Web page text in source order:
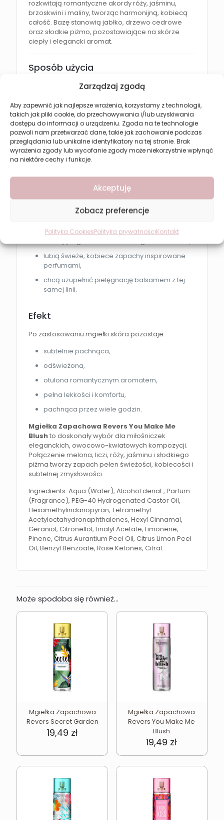
Zarządzaj zgodą
Aby zapewnić jak najlepsze wrażenia, korzystamy z technologii,
takich jak pliki cookie, do przechowywania i/lub uzyskiwania
dostępu do informacji o urządzeniu. Zgoda na te technologie
pozwoli nam przetwarzać dane, takie jak zachowanie podczas
przeglądania lub unikalne identyfikatory na tej stronie. Brak
wyrażenia zgody lub wycofanie zgody może niekorzystnie wpłynąć
na niektóre cechy i funkcje.
Akceptuję
Zobacz preferencje
Polityka CookiesPolityka prywatnościKontakt
rozkwitają romantyczne akordy róży, jaśminu,
brzoskwini i maliny, tworząc harmonijną, kobiecą
całość. Bazę stanowią jabłko, drzewo cedrowe
oraz słodkie piżmo, pozostawiające na skórze
ciepły i elegancki aromat.
Sposób użycia
Rozpyl mgiełkę na skórę z odległości około 15–20
Stosuj według potrzeb w ciągu dnia, aby
odświeżyć ciało i cieszyć się subtelnym, owocowo-
kwiatowym zapachem.
Dla kogo?
Revers You Make Me Blushbędzie doskonałym
wyborem dla osób, które:
uwielbiają owocowo-kwiatowe kompozycje
zapachowe,
cenią lekkie i romantyczne aromaty,
szukają mgiełki do codziennego stosowania,
lubią świeże, kobiece zapachy inspirowane
perfumami,
chcą uzupełnić pielęgnację balsamem z tej
samej linii.
Efekt
Po zastosowaniu mgiełki skóra pozostaje:
subtelnie pachnąca,
odświeżona,
otulona romantycznym aromatem,
pełna lekkości i komfortu,
pachnąca przez wiele godzin.
Mgiełka Zapachowa Revers You Make Me
Blushto doskonały wybór dla miłośniczek
eleganckich, owocowo-kwiatowych kompozycji.
Połączenie melona, liczi, róży, jaśminu i słodkiego
piżma tworzy zapach pełen świeżości, kobiecości i
subtelnej zmysłowości.
Ingredients: Aqua (Water), Alcohol denat., Parfum
(Fragrance), PEG-40 Hydrogenated Castor Oil,
Hexamethylindanopyran, Tetramethyl
Acetyloctahydronaphthalenes, Hexyl Cinnamal,
Geraniol, Citronellol, Linalyl Acetate, Limonene,
Pinene, Citrus Aurantium Peel Oil, Citrus Limon Peel
Oil, Benzyl Benzoate, Rose Ketones, Citral.
Może spodoba się również…
Mgiełka Zapachowa
Revers Secret Garden
19,49 zł
Mgiełka Zapachowa
Revers You Make Me
Blush
19,49 zł